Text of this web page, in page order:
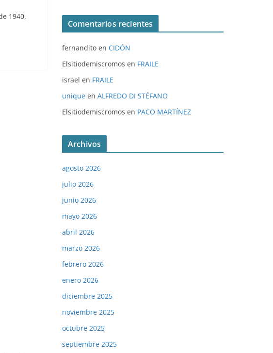
1940,
Comentarios recientes
fernandito en CIDÓN
Elsitiodemiscromos en FRAILE
israel en FRAILE
unique en ALFREDO DI STÉFANO
Elsitiodemiscromos en PACO MARTÍNEZ
Archivos
agosto 2026
julio 2026
junio 2026
mayo 2026
abril 2026
marzo 2026
febrero 2026
enero 2026
diciembre 2025
noviembre 2025
octubre 2025
septiembre 2025